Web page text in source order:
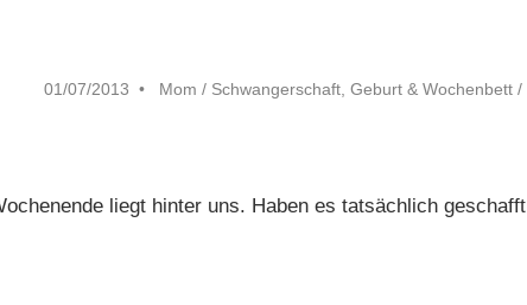
01/07/2013 Mom / Schwangerschaft, Geburt & Wochenbett /
liegt hinter uns. Haben es tatsächlich geschafft